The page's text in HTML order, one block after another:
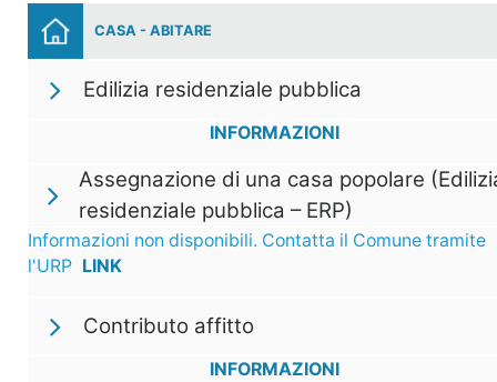
CASA - ABITARE
Edilizia residenziale pubblica
INFORMAZIONI
Assegnazione di una casa popolare
residenziale pubblica – ERP)
Informazioni non disponibili. Contatta il Comune tramite
l'URP LINK
Contributo affitto
INFORMAZIONI